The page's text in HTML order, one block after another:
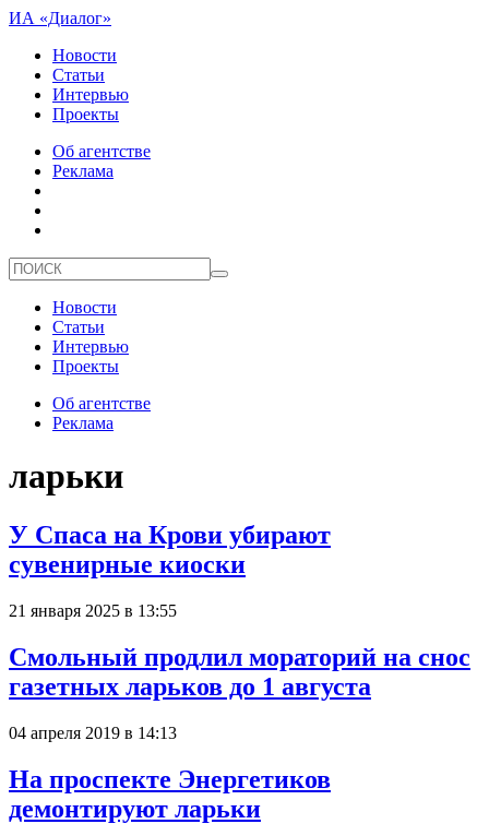
ИА «Диалог»
Новости
Статьи
Интервью
Проекты
Об агентстве
Реклама
Новости
Статьи
Интервью
Проекты
Об агентстве
Реклама
ларьки
У Спаса на Крови убирают
сувенирные киоски
21 января 2025 в 13:55
Смольный продлил мораторий на снос
газетных ларьков до 1 августа
04 апреля 2019 в 14:13
На проспекте Энергетиков
демонтируют ларьки